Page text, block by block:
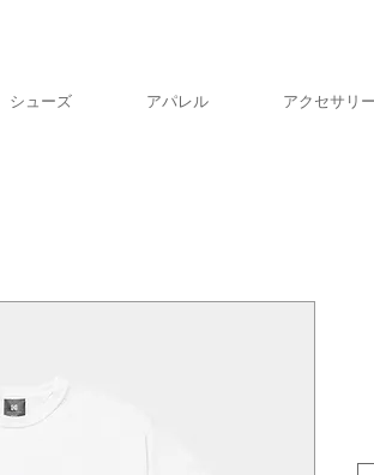
シューズ アパレル アクセサリー